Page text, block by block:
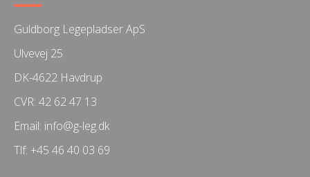
Guldborg Legepladser ApS
Ulvevej 25
DK-4622 Havdrup
CVR: 42 62 47 13
Email: info@g-leg.dk
Tlf: +45 46 40 03 69